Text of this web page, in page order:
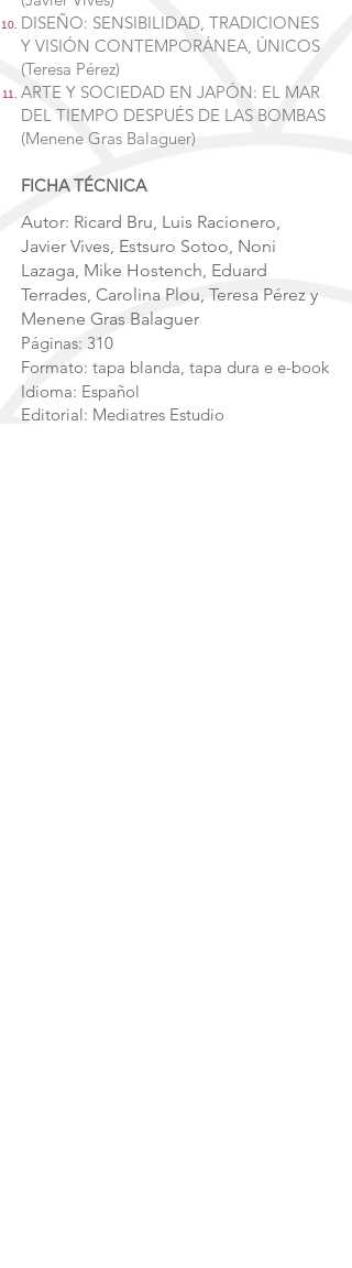
DISEÑO: SENSIBILIDAD, TRADICIONES
Y VISIÓN CONTEMPORÁNEA, ÚNICOS
(Teresa Pérez)
ARTE Y SOCIEDAD EN JAPÓN: EL MAR
DEL TIEMPO DESPUÉS DE LAS BOMBAS
(Menene Gras Balaguer)
FICHA TÉCNICA
Autor: Ricard Bru, Luis Racionero,
Javier Vives, Estsuro Sotoo, Noni
Lazaga, Mike Hostench, Eduard
Terrades, Carolina Plou, Teresa Pérez y
Menene Gras Balaguer
Páginas: 310
Formato: tapa blanda, tapa dura e e-book
​Idioma: Español
Editorial: Mediatres Estudio